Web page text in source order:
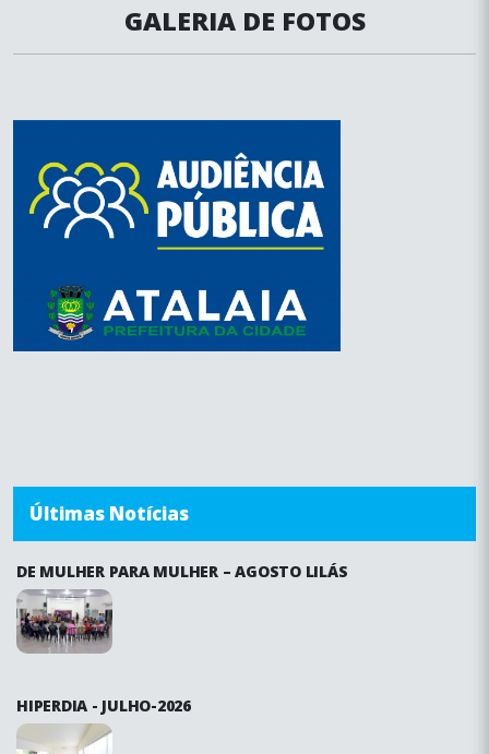
GALERIA DE FOTOS
Últimas Notícias
DE MULHER PARA MULHER – AGOSTO LILÁS
HIPERDIA - JULHO-2026